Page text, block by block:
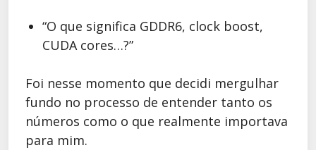
“O que significa GDDR6, clock boost,
CUDA cores…?”
Foi nesse momento que decidi mergulhar
fundo no processo de entender tanto os
números como o que realmente importava
para mim.